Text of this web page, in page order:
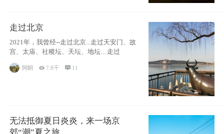
走过北京
2021年，我曾经--走过北京...走过天安门、故
宫、太庙、社稷坛、天坛、地坛…走过
阿眀 7.8千  11
无法抵御夏日炎炎，来一场京